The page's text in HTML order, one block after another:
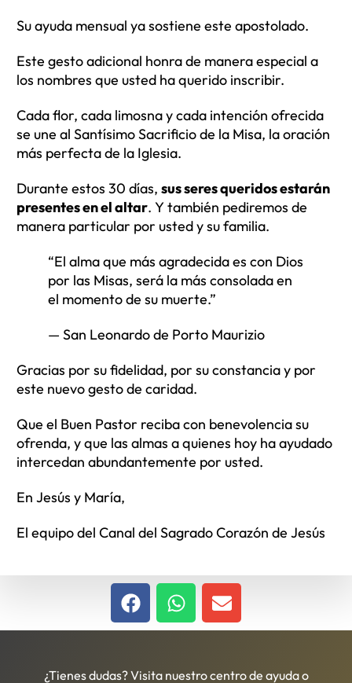
Su ayuda mensual ya sostiene este apostolado.
Este gesto adicional honra de manera especial a
los nombres que usted ha querido inscribir.
Cada flor, cada limosna y cada intención ofrecida
se une al Santísimo Sacrificio de la Misa, la oración
más perfecta de la Iglesia.
Durante estos 30 días, sus seres queridos estarán
presentes en el altar. Y también pediremos de
manera particular por usted y su familia.
“El alma que más agradecida es con Dios
por las Misas, será la más consolada en
el momento de su muerte.”
— San Leonardo de Porto Maurizio
Gracias por su fidelidad, por su constancia y por
este nuevo gesto de caridad.
Que el Buen Pastor reciba con benevolencia su
ofrenda, y que las almas a quienes hoy ha ayudado
intercedan abundantemente por usted.
En Jesús y María,
El equipo del Canal del Sagrado Corazón de Jesús
¿Tienes dudas? Visita nuestro centro de ayuda o